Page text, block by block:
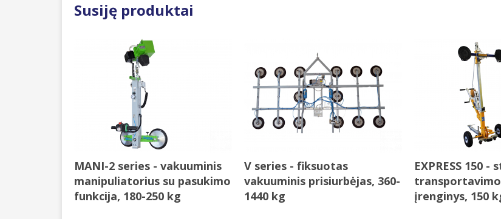
Susiję produktai
MANI-2 series - vakuuminis
manipuliatorius su pasukimo
funkcija, 180-250 kg
V series - fiksuotas
vakuuminis prisiurbėjas, 360-
1440 kg
EXPRESS 150 -
įrenginys, 150